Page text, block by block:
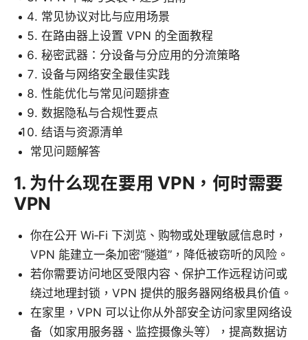
常见协议对比与应用场景
在路由器上设置 VPN 的全面教程
秘密武器：分设备与分应用的分流策略
设备与网络安全最佳实践
性能优化与常见问题排查
数据隐私与合规性要点
结语与资源清单
常见问题解答
1. 为什么现在要用 VPN，何时需要
VPN
你在公开 Wi‑Fi 下浏览、购物或处理敏感信息时，
VPN 能建立一条加密“隧道”，降低被窃听的风险。
若你需要访问地区受限内容、保护工作远程访问或
绕过地理封锁，VPN 提供的服务器网络极具价值。
在家里，VPN 可以让你从外部安全访问家里网络设
备（如家用服务器、监控摄像头等），提高数据访